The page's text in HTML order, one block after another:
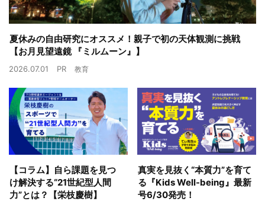
夏休みの自由研究にオススメ！親子で初の天体観測に挑戦
【お月見望遠鏡 『ミルムーン』】
2026.07.01 PR 教育
【コラム】自ら課題を見つ
け解決する“21世紀型人間
力”とは？【栄枝慶樹】
真実を見抜く“本質力”を育て
る『Kids Well-being』最新
号6/30発売！